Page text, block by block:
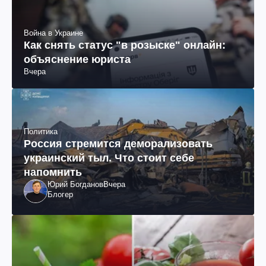
Война в Украине
Как снять статус "в розыске" онлайн:
объяснение юриста
Вчера
Политика
Россия стремится деморализовать
украинский тыл. Что стоит себе
напомнить
Юрий БогдановВчера
Блогер